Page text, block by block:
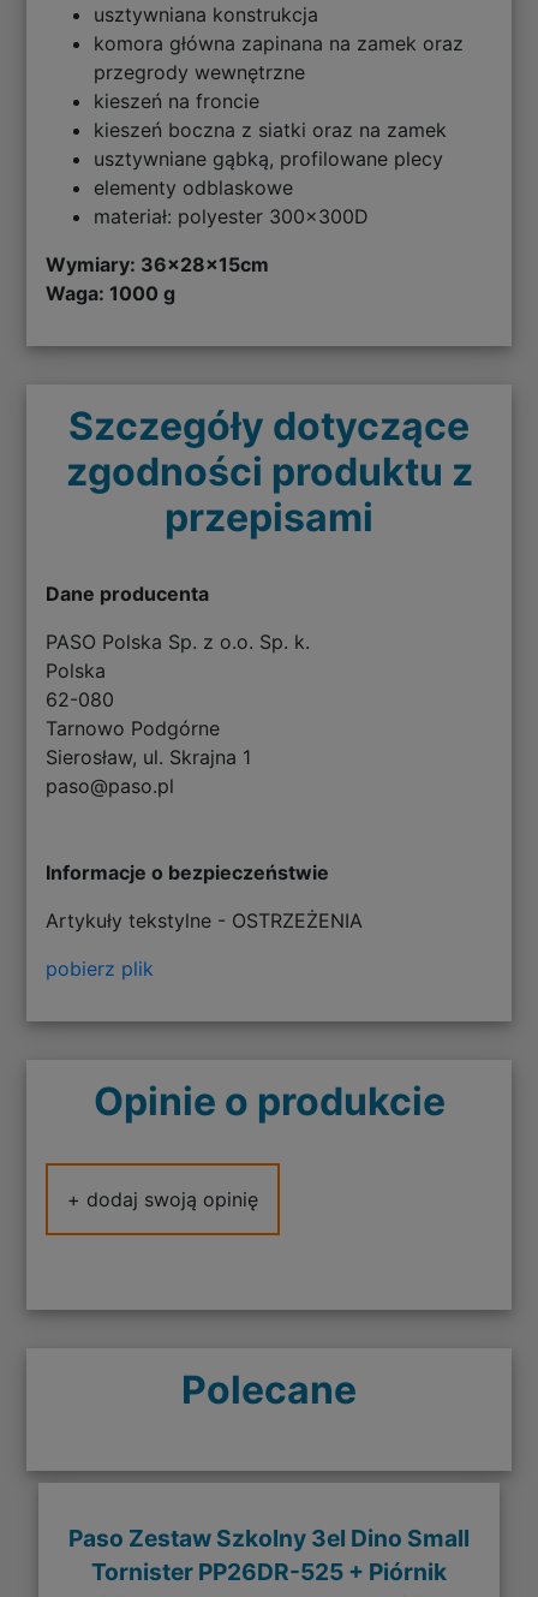
usztywniana konstrukcja
komora główna zapinana na zamek oraz
przegrody wewnętrzne
kieszeń na froncie
kieszeń boczna z siatki oraz na zamek
usztywniane gąbką, profilowane plecy
elementy odblaskowe
materiał: polyester 300x300D
Wymiary: 36x28x15cm
Waga: 1000 g
Szczegóły dotyczące
zgodności produktu z
przepisami
Dane producenta
PASO Polska Sp. z o.o. Sp. k.
Polska
62-080
Tarnowo Podgórne
Sierosław, ul. Skrajna 1
paso@paso.pl
Informacje o bezpieczeństwie
Artykuły tekstylne - OSTRZEŻENIA
pobierz plik
Opinie o produkcie
+ dodaj swoją opinię
Polecane
Paso Zestaw Szkolny 3el Dino Small
Tornister PP26DR-525 + Piórnik